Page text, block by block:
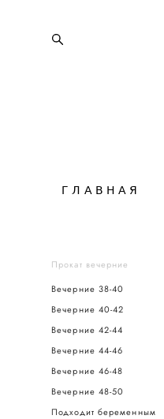
ГЛАВНАЯ
Прокат вечерние
Вечерние 38-40
Вечерние 40-42
Вечерние 42-44
Вечерние 44-46
Вечерние 46-48
Вечерние 48-50
Подходит беременным